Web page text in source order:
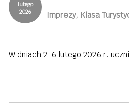
lutego
2026
Imprezy, Klasa
W dniach 2–6 lutego 2026 r.